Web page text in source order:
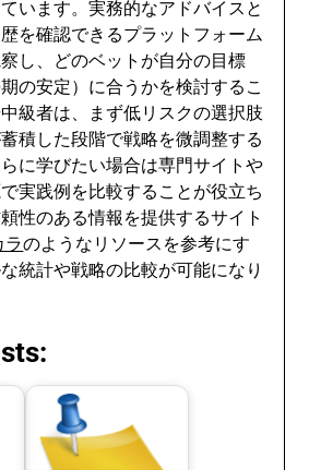
います。実務的なアドバイスと
を確認できるプラットフォーム
し、どのベットが自分の目標
期の安定）に合うかを検討するこ
級者は、まず低リスクの選択肢
積した段階で戦略を微調整する
に学びたい場合は専門サイトや
実践例を比較することが役立ち
性のある情報を提供するサイト
ラのようなリソースを参考にす
統計や戦略の比較が可能になり